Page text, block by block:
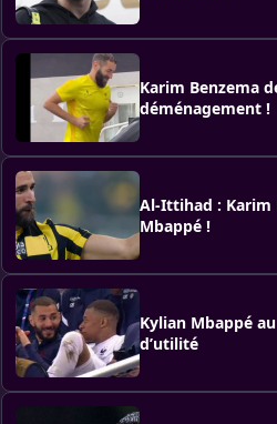
Karim Benzema
déménagement !
Al-Ittihad : Karim
Mbappé !
Kylian Mbappé
d’utilité